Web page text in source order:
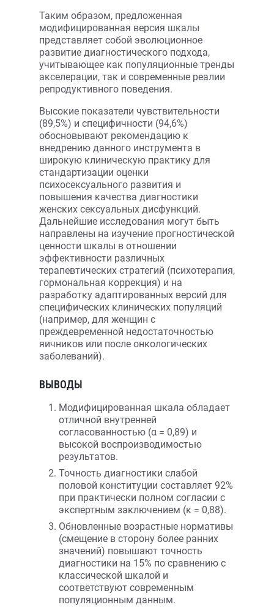
Таким образом, предложенная
модифицированная версия шкалы
представляет собой эволюционное
развитие диагностического подхода,
учитывающее как популяционные тренды
акселерации, так и современные реалии
репродуктивного поведения.
Высокие показатели чувствительности
(89,5%) и специфичности (94,6%)
обосновывают рекомендацию к
внедрению данного инструмента в
широкую клиническую практику для
стандартизации оценки
психосексуального развития и
повышения качества диагностики
женских сексуальных дисфункций.
Дальнейшие исследования могут быть
направлены на изучение прогностической
ценности шкалы в отношении
эффективности различных
терапевтических стратегий (психотерапия,
гормональная коррекция) и на
разработку адаптированных версий для
специфических клинических популяций
(например, для женщин с
преждевременной недостаточностью
яичников или после онкологических
заболеваний).
ВЫВОДЫ
Модифицированная шкала обладает
отличной внутренней
согласованностью (α = 0,89) и
высокой воспроизводимостью
результатов.
Точность диагностики слабой
половой конституции составляет 92%
при практически полном согласии с
экспертным заключением (κ = 0,88).
Обновленные возрастные нормативы
(смещение в сторону более ранних
значений) повышают точность
диагностики на 15% по сравнению с
классической шкалой и
соответствуют современным
популяционным данным.